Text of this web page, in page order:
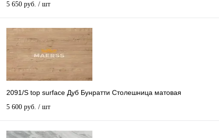
5 650 руб. / шт
2091/S top surface Дуб Бунратти Столешница матовая
5 600 руб. / шт